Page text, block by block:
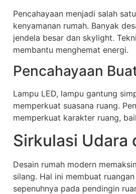
Pencahayaan menjadi salah
kenyamanan rumah. Banyak
jendela besar dan skylight.
membantu menghemat energi.
Pencahayaan
Lampu LED, lampu gantung
memperkuat suasana ruang.
memperkuat karakter ruang,
Sirkulasi Udara
Desain rumah modern
silang. Hal ini membuat
sepenuhnya pada pendingin